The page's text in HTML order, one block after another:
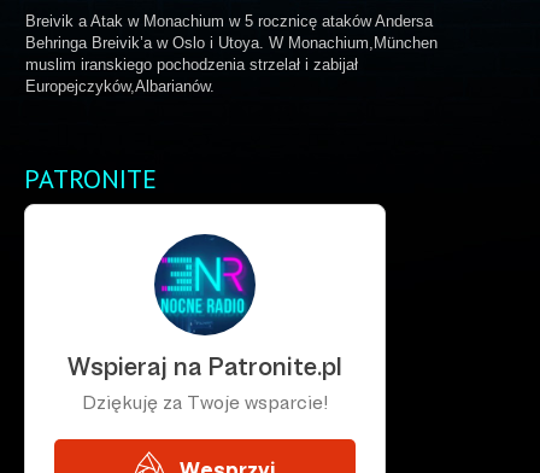
Breivik a Atak w Monachium w 5 rocznicę ataków Andersa
Behringa Breivik’a w Oslo i Utoya. W Monachium,München
muslim iranskiego pochodzenia strzelał i zabijał
Europejczyków,Albarianów.
PATRONITE